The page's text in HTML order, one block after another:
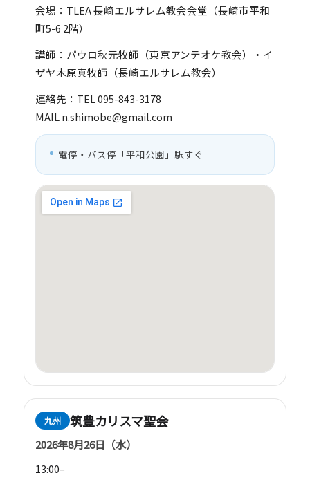
会場：TLEA 長崎エルサレム教会会堂（長崎市平和
町5-6 2階）
講師：パウロ秋元牧師（東京アンテオケ教会）・イ
ザヤ木原真牧師（長崎エルサレム教会）
連絡先：TEL 095-843-3178
MAIL n.shimobe@gmail.com
電停・バス停「平和公園」駅すぐ
九州 筑豊カリスマ聖会
2026年8月26日（水）
13:00–